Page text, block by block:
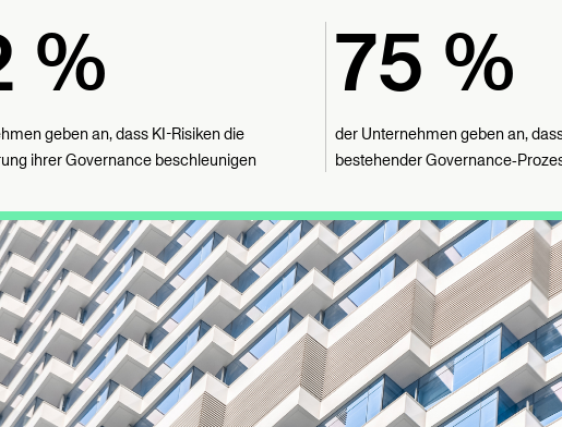
%
geben an, dass KI-Risiken die
ihrer Governance beschleunigen
75 %
der Unternehmen geben an,
bestehender